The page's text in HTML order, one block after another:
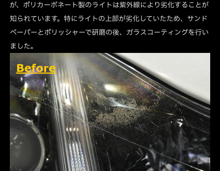
が、ポリカーボネート製のライトは紫外線により劣化することが
知られています。特にライトの上部が劣化していたため、サンド
ペーパーとポリッシャーで研磨の後、ガラスコーティングを行い
ました。